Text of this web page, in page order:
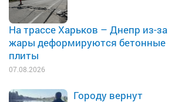
На трассе Харьков – Днепр из-за
жары деформируются бетонные
плиты
07.08.2026
Городу вернут